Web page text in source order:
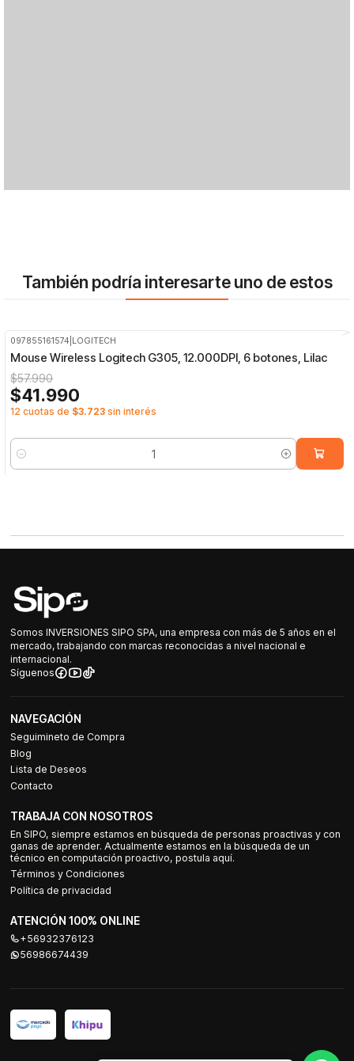
También podría interesarte uno de estos
097855161574 LOGITECH
Mouse Wireless Logitech G305, 12.000DPI, 6 botones, Lilac
$57.990
$41.990
12 cuotas de $3.723 sin interés
Cantidad
Somos INVERSIONES SIPO SPA, una empresa con más de 5 años en el
mercado, trabajando con marcas reconocidas a nivel nacional e
internacional.
Síguenos
NAVEGACIÓN
Seguimineto de Compra
Blog
Lista de Deseos
Contacto
TRABAJA CON NOSOTROS
En SIPO, siempre estamos en búsqueda de personas proactivas y con
ganas de aprender. Actualmente estamos en la búsqueda de un
técnico en computación proactivo, postula aquí.
Términos y Condiciones
Política de privacidad
ATENCIÓN 100% ONLINE
+56932376123
56986674439